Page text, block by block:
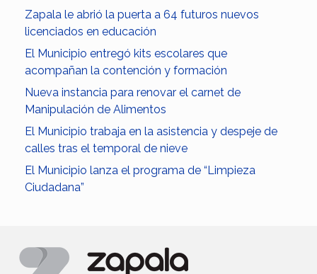
Zapala le abrió la puerta a 64 futuros nuevos
licenciados en educación
El Municipio entregó kits escolares que
acompañan la contención y formación
Nueva instancia para renovar el carnet de
Manipulación de Alimentos
El Municipio trabaja en la asistencia y despeje de
calles tras el temporal de nieve
El Municipio lanza el programa de “Limpieza
Ciudadana”